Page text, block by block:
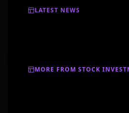
LATEST NEWS
MORE FROM STOCK